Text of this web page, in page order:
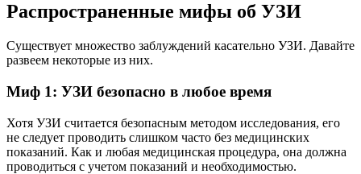
Распространенные мифы об УЗИ
Существует множество заблуждений касательно УЗИ. Давайте
развеем некоторые из них.
Миф 1: УЗИ безопасно в любое время
Хотя УЗИ считается безопасным методом исследования, его
не следует проводить слишком часто без медицинских
показаний. Как и любая медицинская процедура, она должна
проводиться с учетом показаний и необходимостью.